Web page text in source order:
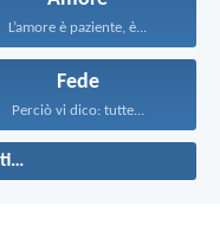
L’amore è paziente, è...
Fede
Perciò vi dico: tutte...